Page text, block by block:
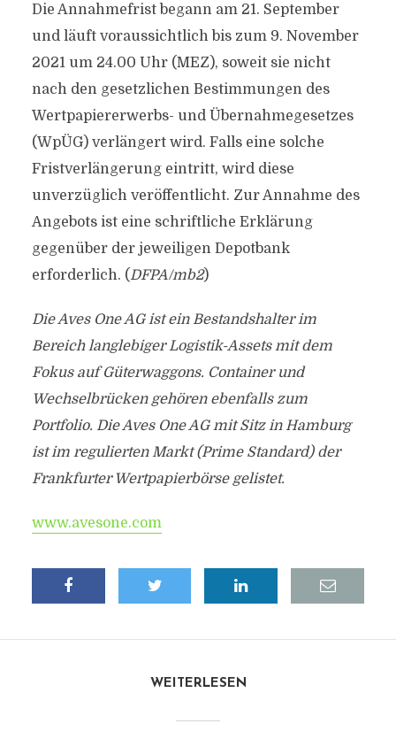
Die Annahmefrist begann am 21. September
und läuft voraussichtlich bis zum 9. November
2021 um 24.00 Uhr (MEZ), soweit sie nicht
nach den gesetzlichen Bestimmungen des
Wertpapiererwerbs- und Übernahmegesetzes
(WpÜG) verlängert wird. Falls eine solche
Fristverlängerung eintritt, wird diese
unverzüglich veröffentlicht. Zur Annahme des
Angebots ist eine schriftliche Erklärung
gegenüber der jeweiligen Depotbank
erforderlich. (DFPA/mb2)
Die Aves One AG ist ein Bestandshalter im
Bereich langlebiger Logistik-Assets mit dem
Fokus auf Güterwaggons. Container und
Wechselbrücken gehören ebenfalls zum
Portfolio. Die Aves One AG mit Sitz in Hamburg
ist im regulierten Markt (Prime Standard) der
Frankfurter Wertpapierbörse gelistet.
www.avesone.com
WEITERLESEN